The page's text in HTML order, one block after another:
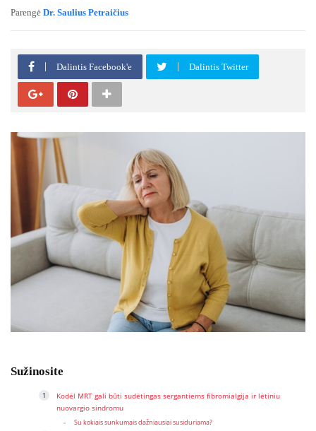
Parengė Dr. Saulius Petraičius
Dalintis Facebook'e Dalintis Twitter
Sužinosite
Kodėl MRT gali būti sudėtingas sergantiems fibromialgija ir lėtiniu
nuovargio sindromu
Su kokiais sunkumais dažniausiai susiduriama?